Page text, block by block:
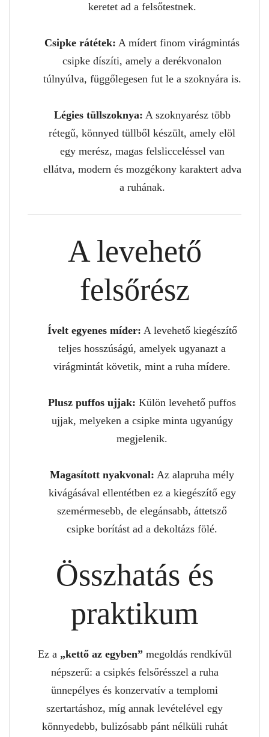
keretet ad a felsőtestnek.
Csipke rátétek: A mídert finom virágmintás
csipke díszíti, amely a derékvonalon
túlnyúlva, függőlegesen fut le a szoknyára is.
Légies tüllszoknya: A szoknyarész több
rétegű, könnyed tüllből készült, amely elöl
egy merész, magas felslicceléssel van
ellátva, modern és mozgékony karaktert adva
a ruhának.
A levehető
felsőrész
Ívelt egyenes míder: A levehető kiegészítő
teljes hosszúságú, amelyek ugyanazt a
virágmintát követik, mint a ruha mídere.
Plusz puffos ujjak: Külön levehető puffos
ujjak, melyeken a csipke minta ugyanúgy
megjelenik.
Magasított nyakvonal: Az alapruha mély
kivágásával ellentétben ez a kiegészítő egy
szemérmesebb, de elegánsabb, áttetsző
csipke borítást ad a dekoltázs fölé.
Összhatás és
praktikum
Ez a „kettő az egyben”megoldás rendkívül
népszerű: a csipkés felsőrésszel a ruha
ünnepélyes és konzervatív a templomi
szertartáshoz, míg annak levételével egy
könnyedebb, bulizósabb pánt nélküli ruhát